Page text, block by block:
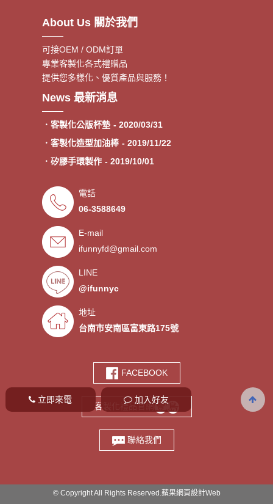
About Us 關於我們
可接OEM / ODM訂單
專業客製化各式禮贈品
提供您多樣化、優質產品與服務！
News 最新消息
．客製額溫卡 - 2020/06/17
．神明鑰匙圈製作《公版免模
費》
．來圖印製氣囊支架 低起訂量
．超低價少量手環客製
．禮贈品客製化服務，歡迎免費
索取樣品。
．氣囊支架客製服務
- 2019/08/30
門宣傳贈品
．宮廟神明結緣品訂做
．水晶滴膠氣囊支架製作
．客製氣囊手機支架
．PVC軟膠鑰匙圈客製
．鑰匙圈客製化專家 - 2019/05/10
．台南螢幕擦拭貼製造廠商‎
- 2019/05/07
．選舉宣傳造勢擦拭貼訂做 - 2019/05/06
．伸縮氣囊手機支架客製 - 2019/04/18
電話
06-3588649
E-mail
ifunnyfd@gmail.com
LINE
@ifunnyc
地址
台南市安南區富東路175號
FACEBOOK
客製化禮品官網
聯絡我們
© Copyright All Rights Reserved.蘋果網頁設計Web
立即來電 加入好友